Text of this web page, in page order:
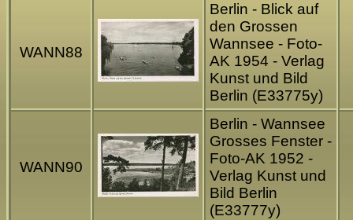
WANN88
Berlin - Blick auf
den Grossen
Wannsee - Foto-
AK 1954 - Verlag
Kunst und Bild
Berlin (E33775y)
WANN90
Berlin - Wannsee
Grosses Fenster -
Foto-AK 1952 -
Verlag Kunst und
Bild Berlin
(E33777y)